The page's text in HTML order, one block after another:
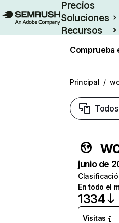
Precios
Soluciones
Recursos
Comprueba
Principal /
junio de
En todo el
1334
Visitas